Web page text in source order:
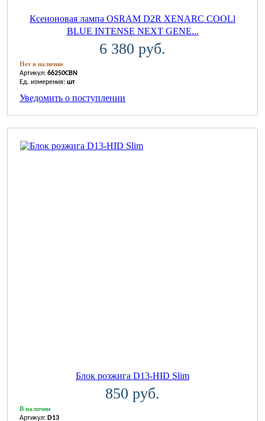
Ксеноновая лампа OSRAM D2R XENARC COOLl
BLUE INTENSE NEXT GENE...
6 380 руб.
Нет в наличии
Артикул: 66250CBN
Ед. измерения: шт
Уведомить о поступлении
Блок розжига D13-HID Slim
850 руб.
В наличии
Артикул: D13